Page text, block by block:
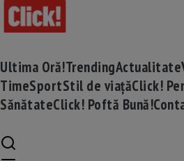
Ultima Oră!TrendingActualitate
TimeSportStil de viațăClick!
SănătateClick! Poftă Bună!